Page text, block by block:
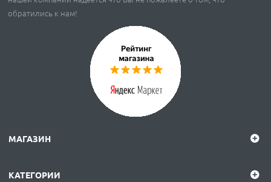
обратились к нам!
МАГАЗИН
КАТЕГОРИИ